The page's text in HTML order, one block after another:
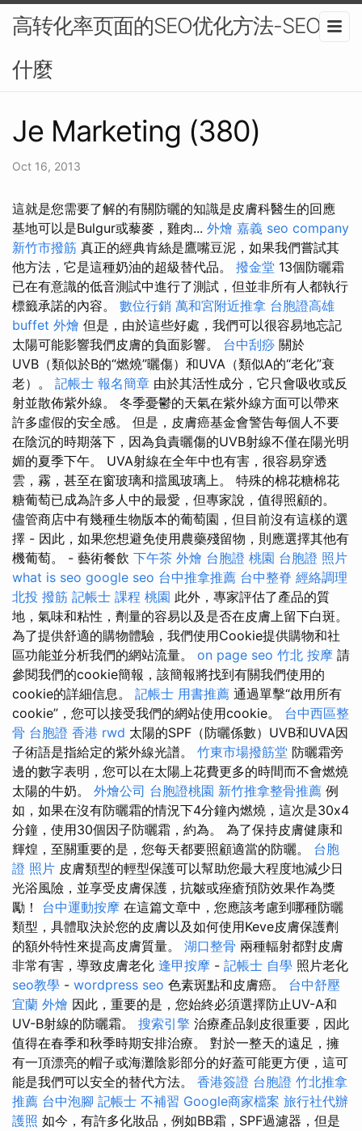
高转化率页面的SEO优化方法-SEO是
什麼
Je Marketing (380)
Oct 16, 2013
這就是您需要了解的有關防曬的知識是皮膚科醫生的回應
基地可以是Bulgur或藜麥，雞肉... 外燴 嘉義 seo company
新竹市撥筋 真正的經典肯絲是鷹嘴豆泥，如果我們嘗試其
他方法，它是這種奶油的超級替代品。 撥金堂 13個防曬霜
已在有意識的低音測試中進行了測試，但並非所有人都執行
標籤承諾的內容。 數位行銷 萬和宮附近推拿 台胞證高雄
buffet 外燴 但是，由於這些好處，我們可以很容易地忘記
太陽可能影響我們皮膚的負面影響。 台中刮痧 關於
UVB（類似於B的“燃燒”曬傷）和UVA（類似A的“老化”衰
老）。 記帳士 報名簡章 由於其活性成分，它只會吸收或反
射並散佈紫外線。 冬季憂鬱的天氣在紫外線方面可以帶來
許多虛假的安全感。 但是，皮膚癌基金會警告每個人不要
在陰沉的時期落下，因為負責曬傷的UVB射線不僅在陽光明
媚的夏季下午。 UVA射線在全年中也有害，很容易穿透
雲，霧，甚至在窗玻璃和擋風玻璃上。 特殊的棉花糖棉花
糖葡萄已成為許多人中的最愛，但專家說，值得照顧的。
儘管商店中有幾種生物版本的葡萄園，但目前沒有這樣的選
擇 - 因此，如果您想避免使用農藥殘留物，則應選擇其他有
機葡萄。 - 藝術餐飲 下午茶 外燴 台胞證 桃園 台胞證 照片
what is seo google seo 台中推拿推薦 台中整脊 經絡調理
北投 撥筋 記帳士 課程 桃園 此外，專家評估了產品的質
地，氣味和粘性，劑量的容易以及是否在皮膚上留下白斑。
為了提供舒適的購物體驗，我們使用Cookie提供購物和社
區功能並分析我們的網站流量。 on page seo 竹北 按摩 請
參閱我們的cookie簡報，該簡報將找到有關我們使用的
cookie的詳細信息。 記帳士 用書推薦 通過單擊“啟用所有
cookie”，您可以接受我們的網站使用cookie。 台中西區整
骨 台胞證 香港 rwd 太陽的SPF（防曬係數）UVB和UVA因
子術語是指給定的紫外線光譜。 竹東市場撥筋堂 防曬霜旁
邊的數字表明，您可以在太陽上花費更多的時間而不會燃燒
太陽的牛奶。 外燴公司 台胞證桃園 新竹推拿整骨推薦 例
如，如果在沒有防曬霜的情況下4分鐘內燃燒，這次是30x4
分鐘，使用30個因子防曬霜，約為。 為了保持皮膚健康和
輝煌，至關重要的是，您每天都要照顧適當的防曬。 台胞
證 照片 皮膚類型的輕型保護可以幫助您最大程度地減少日
光浴風險，並享受皮膚保護，抗皺或痤瘡預防效果作為獎
勵！ 台中運動按摩 在這篇文章中，您應該考慮到哪種防曬
類型，具體取決於您的皮膚以及如何使用Keve皮膚保護劑
的額外特性來提高皮膚質量。 湖口整骨 兩種輻射都對皮膚
非常有害，導致皮膚老化 逢甲按摩 - 記帳士 自學 照片老化
seo教學 - wordpress seo 色素斑點和皮膚癌。 台中舒壓
宜蘭 外燴 因此，重要的是，您始終必須選擇防止UV-A和
UV-B射線的防曬霜。 搜索引擎 治療產品剝皮很重要，因此
值得在春季和秋季時期安排治療。 對於一整天的遠足，擁
有一頂漂亮的帽子或海灘陰影部分的好蓋可能更方便，這可
能是我們可以安全的替代方法。 香港簽證 台胞證 竹北推拿
推薦 台中泡腳 記帳士 不補習 Google商家檔案 旅行社代辦
護照 如今，有許多化妝品，例如BB霜，SPF過濾器，但是